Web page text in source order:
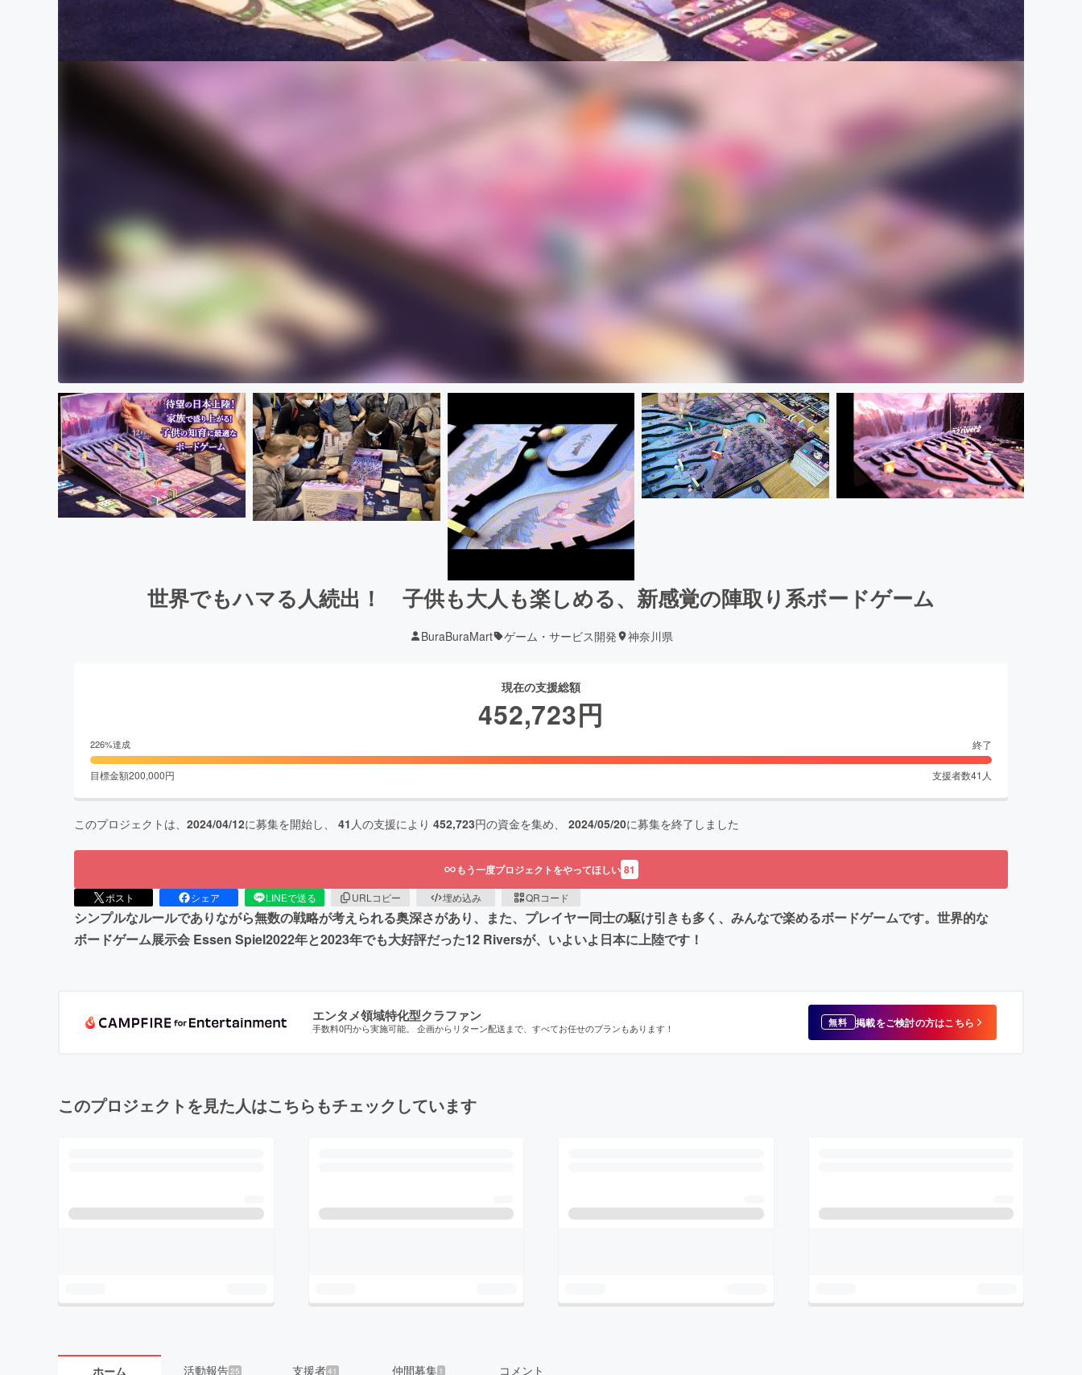
世界でもハマる人続出！ 子供も大人も楽しめる、新感覚の陣取り系ボードゲーム
BuraBuraMart ゲーム・サービス開発 神奈川県
現在の支援総額
452,723円
226%達成 終了
目標金額200,000円 支援者数41 人
このプロジェクトは、 2024/04/12に募集を開始し、 41 人の支援により 452,723円の資金を集め、 2024/05/20に募集を終了しました
もう一度プロジェクトをやってほしい 81
ポスト シェア LINEで送る URLコピー 埋め込み QRコード
シンプルなルールでありながら無数の戦略が考えられる奥深さがあり、また、プレイヤー同士の駆け引きも多く、みんなで楽めるボードゲームです。世界的な
ボードゲーム展示会 Essen Spiel2022年と2023年でも大好評だった12 Riversが、いよいよ日本に上陸です！
エンタメ領域特化型クラファン
手数料0円から実施可能。 企画からリターン配送まで、すべてお任せのプランもあります！ 無料 掲載をご検討の方はこちら
このプロジェクトを見た人はこちらもチェックしています
ホーム 活動報告25 支援者41 仲間募集 1 コメント